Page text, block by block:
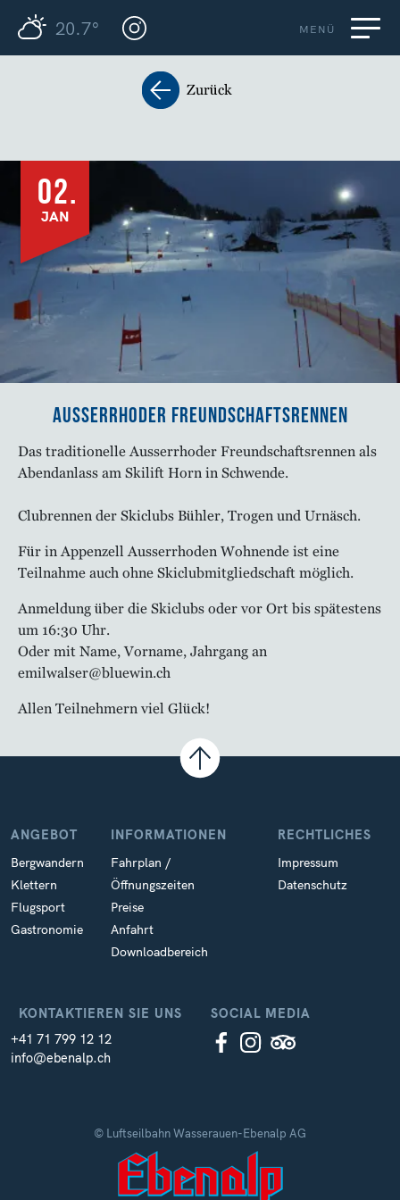
20.7° MENÜ
Zurück
02.
JAN
Ausserrhoder Freundschaftsrennen
Das traditionelle Ausserrhoder Freundschaftsrennen als
Abendanlass am Skilift Horn in Schwende.
Clubrennen der Skiclubs Bühler, Trogen und Urnäsch.
Für in Appenzell Ausserrhoden Wohnende ist eine
Teilnahme auch ohne Skiclubmitgliedschaft möglich.
Anmeldung über die Skiclubs oder vor Ort bis spätestens
um 16:30 Uhr.
Oder mit Name, Vorname, Jahrgang an
emilwalser@bluewin.ch
Allen Teilnehmern viel Glück!
KONTAKTIEREN SIE UNS
+41 71 799 12 12
info@ebenalp.ch
ANGEBOT
Bergwandern
Klettern
Flugsport
Gastronomie
INFORMATIONEN
Fahrplan /
Öffnungszeiten
Preise
Anfahrt
Downloadbereich
RECHTLICHES
Impressum
Datenschutz
SOCIAL MEDIA
© Luftseilbahn Wasserauen-Ebenalp AG